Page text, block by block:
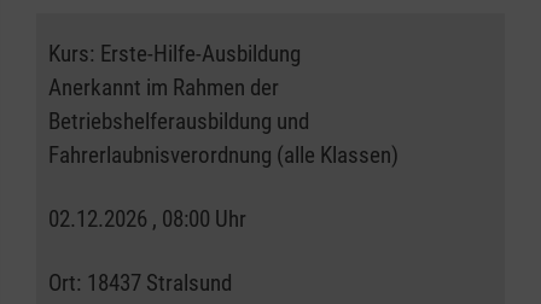
Kurs: Erste-Hilfe-Ausbildung
Anerkannt im Rahmen der
Betriebshelferausbildung und
Fahrerlaubnisverordnung (alle Klassen)
02.12.2026 , 08:00 Uhr
Ort: 18437 Stralsund